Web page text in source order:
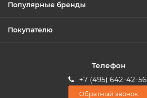
Популярные бренды
Покупателю
Телефон
+7 (495) 642-42-56
Обратный звонок